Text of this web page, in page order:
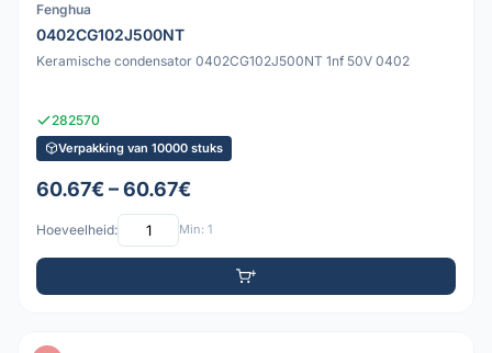
Fenghua
0402CG102J500NT
Keramische condensator 0402CG102J500NT 1nf 50V 0402
282570
Verpakking van 10000 stuks
60.67€ – 60.67€
Hoeveelheid: Min: 1